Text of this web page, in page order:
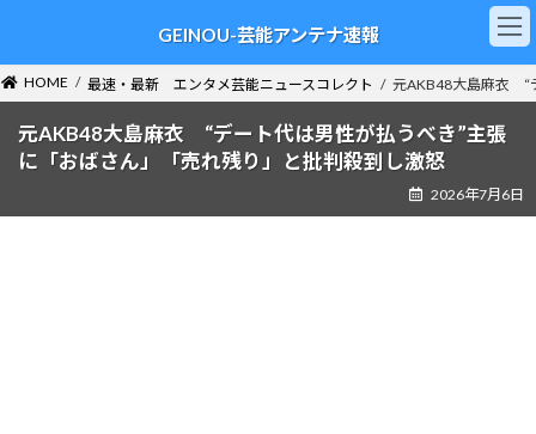
ン
ツ
ー
シ
GEINOU-芸能アンテナ速報
HOME 最速・最新 エンタメ芸能ニュースコレクト 元AKB48大島麻衣 “
元AKB48大島麻衣 “デート代は男性が払うべき”主張
に「おばさん」「売れ残り」と批判殺到し激怒
2026年7月6日